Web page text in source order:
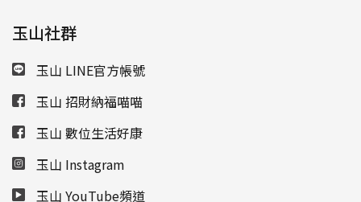
玉山社群
玉山 LINE官方帳號
玉山 招財納福喵喵
玉山 數位生活好康
玉山 Instagram
玉山 YouTube頻道